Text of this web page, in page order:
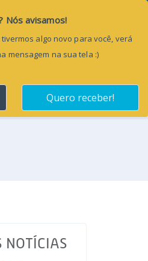
Pesquisar...
NOTÍCIAS